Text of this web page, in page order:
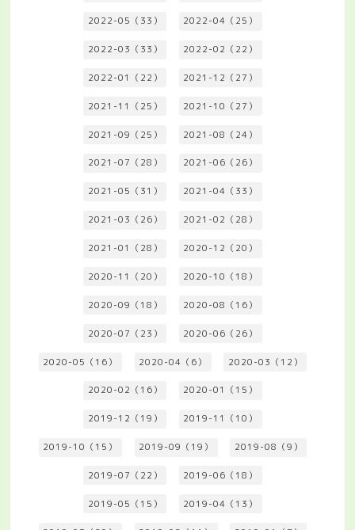
2022-05（33） 2022-04（25）
2022-03（33） 2022-02（22）
2022-01（22） 2021-12（27）
2021-11（25） 2021-10（27）
2021-09（25） 2021-08（24）
2021-07（28） 2021-06（26）
2021-05（31） 2021-04（33）
2021-03（26） 2021-02（28）
2021-01（28） 2020-12（20）
2020-11（20） 2020-10（18）
2020-09（18） 2020-08（16）
2020-07（23） 2020-06（26）
2020-05（16） 2020-04（6） 2020-03（12）
2020-02（16） 2020-01（15）
2019-12（19） 2019-11（10）
2019-10（15） 2019-09（19） 2019-08（9）
2019-07（22） 2019-06（18）
2019-05（15） 2019-04（13）